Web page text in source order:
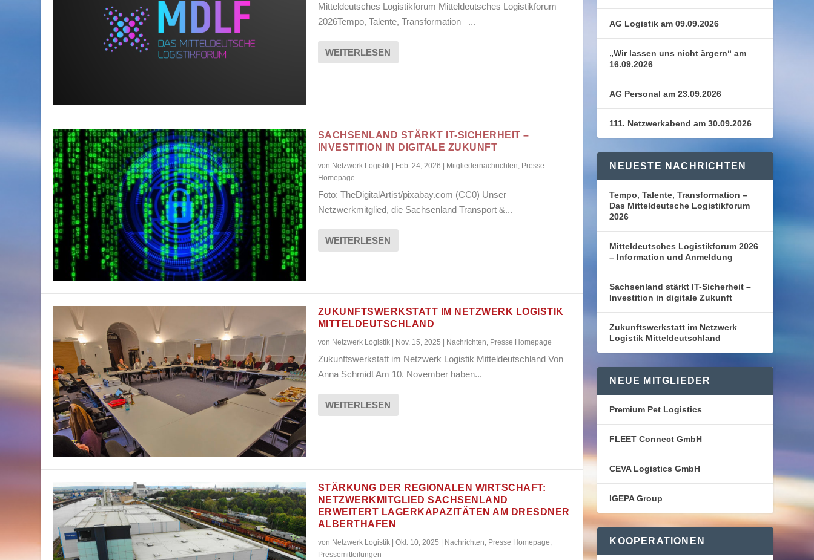
Mitteldeutsches Logistikforum Mitteldeutsches Logistikforum
2026Tempo, Talente, Transformation –...
WEITERLESEN
SACHSENLAND STÄRKT IT-SICHERHEIT –
INVESTITION IN DIGITALE ZUKUNFT
von Netzwerk Logistik| Feb. 24, 2026 Mitgliedernachrichten, Presse
Homepage
Foto: TheDigitalArtist/pixabay.com (CC0) Unser
Netzwerkmitglied, die Sachsenland Transport &...
WEITERLESEN
ZUKUNFTSWERKSTATT IM NETZWERK LOGISTIK
MITTELDEUTSCHLAND
von Netzwerk Logistik| Nov. 15, 2025 | Nachrichten Presse Homepage
Zukunftswerkstatt im Netzwerk Logistik Mitteldeutschland Von
Anna Schmidt Am 10. November haben...
WEITERLESEN
STÄRKUNG DER REGIONALEN WIRTSCHAFT:
NETZWERKMITGLIED SACHSENLAND
ERWEITERT LAGERKAPAZITÄTEN AM DRESDNER
ALBERTHAFEN
von Netzwerk Logistik| Okt. 10, 2025 Nachrichten, Presse Homepage,
Pressemitteilungen
AG Logistik am 09.09.2026
„Wir lassen uns nicht ärgern“ am
16.09.2026
AG Personal am 23.09.2026
111. Netzwerkabend am 30.09.2026
NEUESTE NACHRICHTEN
Tempo, Talente, Transformation –
Das Mitteldeutsche Logistikforum
2026
Mitteldeutsches Logistikforum 2026
– Information und Anmeldung
Sachsenland stärkt IT-Sicherheit –
Investition in digitale Zukunft
Zukunftswerkstatt im Netzwerk
Logistik Mitteldeutschland
NEUE MITGLIEDER
Premium Pet Logistics
FLEET Connect GmbH
CEVA Logistics GmbH
IGEPA Group
KOOPERATIONEN